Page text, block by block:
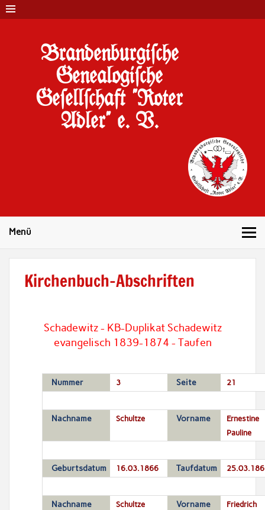
Brandenburgi#che
Genealogi#che
Ge#ell#chaft "Roter
Adler" e. V.
Menü
Kirchenbuch-Abschriften
Schadewitz - KB-Duplikat Schadewitz
evangelisch 1839-1874 - Taufen
Nummer 3 Seite 21
Nachname Schultze Vorname
Ernestine
Pauline
Geburtsdatum 16.03.1866 Taufdatum
Nachname
Schultze
Vorname
Friedrich